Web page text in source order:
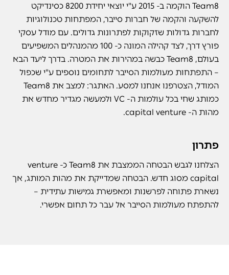
Team8 הוקמה ב- 2015 ע"י יוצאי יחידת 8200 כסינדיקט
להשקעה והקמה של חברות סייבר, המפתחות טכנולוגיות
לחברות גדולות שזקוקות לפתרונות גדולים. עם מודל עסקי
פורץ דרך, לצד קהילה המונה כ- 100 מהמנהלים המשפיעים
בעולם, Team8 כבשה במהירות את המטרה. בדרך ליעד הבא
– התפתחות מעולמות הסייבר לתחומים נוספים ע"י שכפול
המודל, הצטרפנו אנחנו למסע. האתגר: למצב את Team8
כמותג שחי בכל עולמות ה- VC ולמעשה מגדיר מחדש את
מהות ה- capital venture.
פתרון
הצלחנו לגבש הבטחה הממצבת את Team8 כ- venture
capital מסוג חדש. הבטחה שמדייקת את מהות המותג, אך
נשארת פתוחה לפרשנות ומאפשרת גמישות עתידית –
להתפתח מעולמות הסייבר אל עבר כל תחום אפשרי.